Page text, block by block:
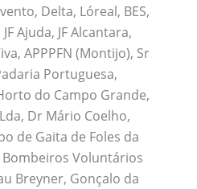
Delta, Lóreal, BES,
Ajuda, JF Alcantara,
APPPFN (Montijo), Sr
Portuguesa,
do Campo Grande,
Dr Mário Coelho,
de Gaita de Foles da
Bombeiros Voluntários
Breyner, Gonçalo da